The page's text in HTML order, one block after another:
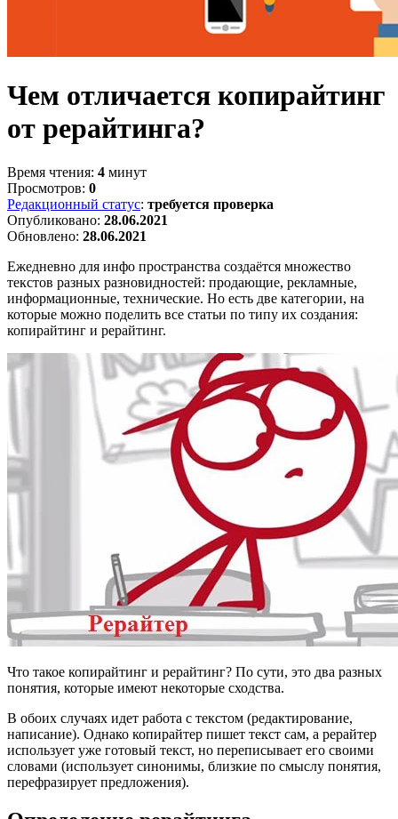
Чем отличается копирайтинг
от рерайтинга?
Время чтения: 4 минут
Просмотров: 0
Редакционный статус: требуется проверка
Опубликовано: 28.06.2021
Обновлено: 28.06.2021
Ежедневно для инфо пространства создаётся множество
текстов разных разновидностей: продающие, рекламные,
информационные, технические. Но есть две категории, на
которые можно поделить все статьи по типу их создания:
копирайтинг и рерайтинг.
Что такое копирайтинг и рерайтинг? По сути, это два разных
понятия, которые имеют некоторые сходства.
В обоих случаях идет работа с текстом (редактирование,
написание). Однако копирайтер пишет текст сам, а рерайтер
использует уже готовый текст, но переписывает его своими
словами (использует синонимы, близкие по смыслу понятия,
перефразирует предложения).